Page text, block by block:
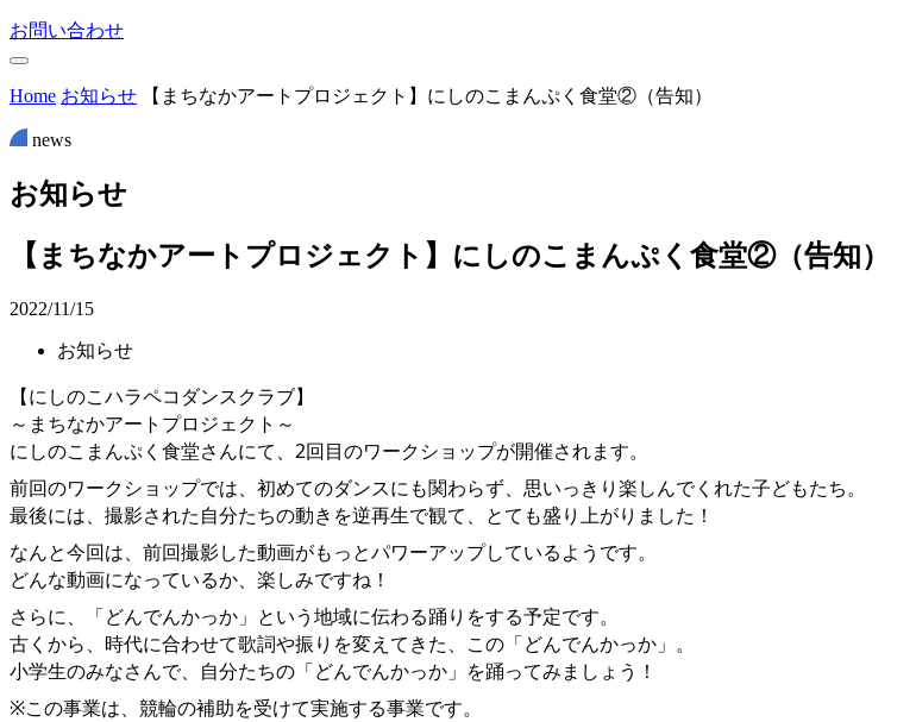
お問い合わせ
Home お知らせ 【まちなかアートプロジェクト】にしのこまんぷく食堂②（告知）
news
お知らせ
【まちなかアートプロジェクト】にしのこまんぷく食堂②（告知）
2022/11/15
お知らせ
【にしのこハラペコダンスクラブ】
～まちなかアートプロジェクト～
にしのこまんぷく食堂さんにて、2回目のワークショップが開催されます。
前回のワークショップでは、初めてのダンスにも関わらず、思いっきり楽しんでくれた子どもたち。
最後には、撮影された自分たちの動きを逆再生で観て、とても盛り上がりました！
なんと今回は、前回撮影した動画がもっとパワーアップしているようです。
どんな動画になっているか、楽しみですね！
さらに、「どんでんかっか」という地域に伝わる踊りをする予定です。
古くから、時代に合わせて歌詞や振りを変えてきた、この「どんでんかっか」。
小学生のみなさんで、自分たちの「どんでんかっか」を踊ってみましょう！
※この事業は、競輪の補助を受けて実施する事業です。